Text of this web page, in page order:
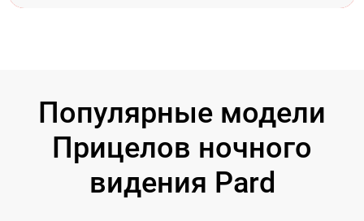
Популярные модели
Прицелов ночного
видения Pard